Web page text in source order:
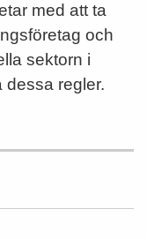
med att ta
och
sektorn i
dessa regler.